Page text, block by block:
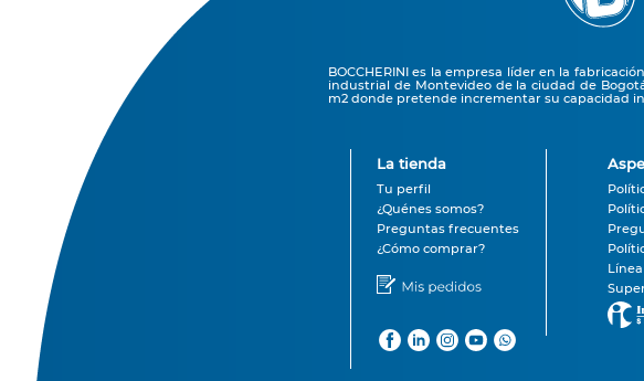
BOCCHERINI es la empresa líder en la
industrial de Montevideo de la ciudad de
m2 donde pretende incrementar su capacidad
La tienda
Tu perfil
¿Quénes somos?
Preguntas frecuentes
¿Cómo comprar?